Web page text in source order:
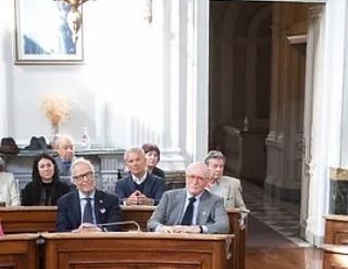
“Abbiamo superato le perplessità iniziali
degli imprenditori, che guardavano con
diffidenza l’ingresso di “estranei” nelle loro